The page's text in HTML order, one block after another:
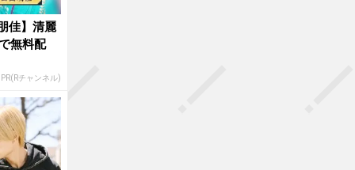
佳】清麗
無料配
PR(Rチャンネル)